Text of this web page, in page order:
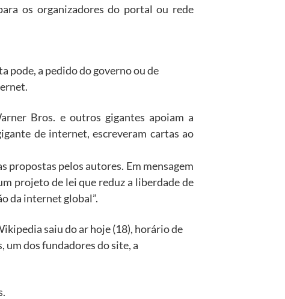
os organizadores do portal ou rede
pode, a pedido do governo ou de
Bros. e outros gigantes apoiam a
de internet, escreveram cartas ao
propostas pelos autores. Em mensagem
projeto de lei que reduz a liberdade de
da internet global”.
saiu do ar hoje (18), horário de
um dos fundadores do site, a